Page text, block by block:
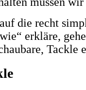
die recht
erkläre,
Tackle